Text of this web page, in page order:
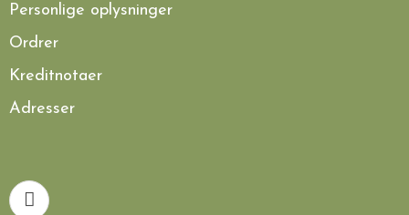
Personlige oplysninger
Ordrer
Kreditnotaer
Adresser